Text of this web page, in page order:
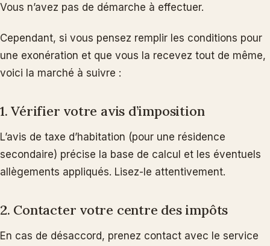
Vous n’avez pas de démarche à effectuer.
Cependant, si vous pensez remplir les conditions pour
une exonération et que vous la recevez tout de même,
voici la marché à suivre :
1. Vérifier votre avis d’imposition
L’avis de taxe d’habitation (pour une résidence
secondaire) précise la base de calcul et les éventuels
allègements appliqués. Lisez-le attentivement.
2. Contacter votre centre des impôts
En cas de désaccord, prenez contact avec le service